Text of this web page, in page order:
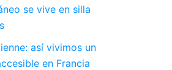
se vive en silla
así vivimos un
en Francia